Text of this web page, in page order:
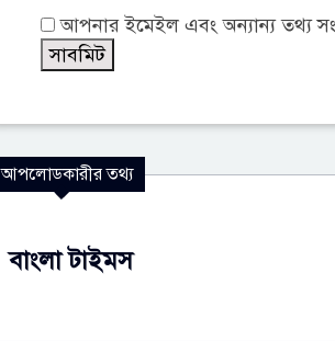
আপনার ইমেইল এবং অন্যান্য তথ্য
আপলোডকারীর তথ্য
বাংলা টাইমস